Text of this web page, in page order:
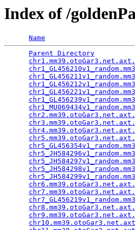
Index of /
Name
Parent Directory